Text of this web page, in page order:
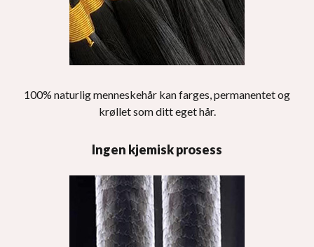
100% naturlig menneskehår kan farges, permanentet og
krøllet som ditt eget hår.
Ingen kjemisk prosess